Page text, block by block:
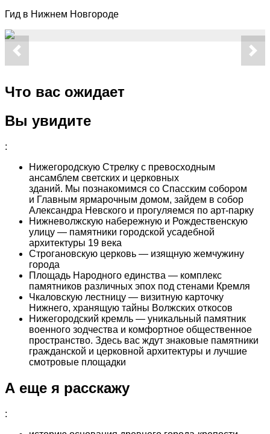
Гид в Нижнем Новгороде
Что вас ожидает
Вы увидите
:
Нижегородскую Стрелку с превосходным
ансамблем светских и церковных
зданий. Мы познакомимся со Спасским собором
и Главным ярмарочным домом, зайдем в собор
Александра Невского и прогуляемся по арт-парку
Нижневолжскую набережную и Рождественскую
улицу — памятники городской усадебной
архитектуры 19 века
Строгановскую церковь — изящную жемчужину
города
Площадь Народного единства — комплекс
памятников различных эпох под стенами Кремля
Чкаловскую лестницу — визитную карточку
Нижнего, хранящую тайны Волжских откосов
Нижегородский кремль — уникальный памятник
военного зодчества и комфортное общественное
пространство. Здесь вас ждут знаковые памятники
гражданской и церковной архитектуры и лучшие
смотровые площадки
А еще я расскажу
: